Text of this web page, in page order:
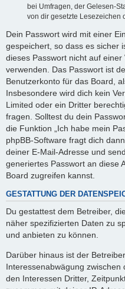
bei Umfragen, der Gelesen-
von dir gesetzte Lesezeichen
Dein Passwort wird mit einer
gespeichert, so dass es sicher
dieses Passwort nicht auf
verwenden. Das Passwort ist
Benutzerkonto für das Board,
Insbesondere wird dich kein
Limited oder ein Dritter
fragen. Solltest du dein
die Funktion „Ich habe mein
phpBB-Software fragt dich
deiner E-Mail-Adresse und
generiertes Passwort an diese
Board zugreifen kannst.
GESTATTUNG DER
Du gestattest dem Betreiber,
näher spezifizierten Daten zu
und anbieten zu können.
Darüber hinaus ist der
Interessenabwägung
den Interessen Dritter,